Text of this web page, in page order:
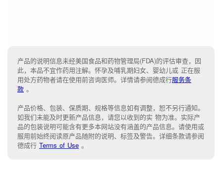
产品的说明信息未经美国食品和药物管理局(FDA)的评估审查，因
此，本品不宜作药用注解。怀孕及哺乳期妇女、婴幼儿或 正在服
用处方药物者请在使用前咨询医师。详情请参阅德成行服务条
款 。
产品价格、包装、保质期、规格等信息如有调整，恕不另行通知。
如我们未能及时更新产品信息， 请您以收到的实 物为准。 实际产
品的包装说明可能含有更多本网站没有涵盖的产品信息。请使用或
服用前始终阅读原产品随附的说明、 标签及警告。 详细条款请参阅
德成行 Terms of Use 。